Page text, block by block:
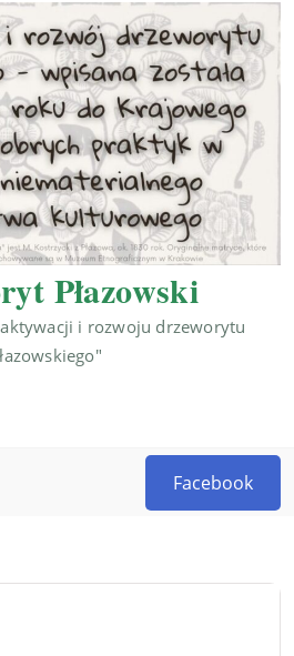
Płazowski
i rozwoju drzeworytu
Facebook